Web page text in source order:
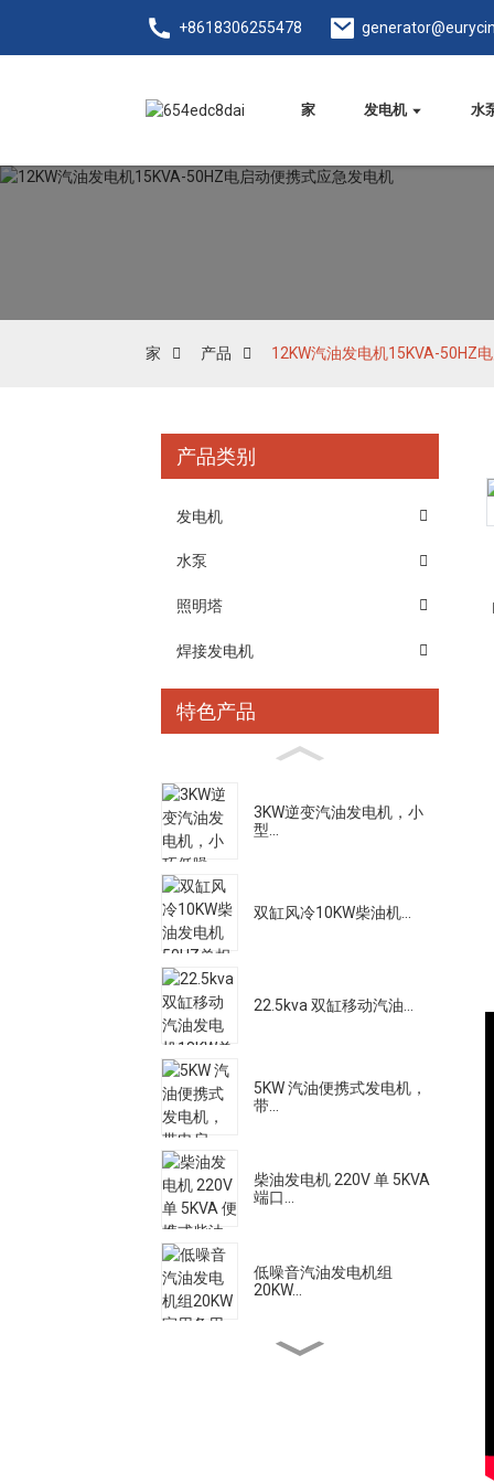
+8618306255478
家 发电机 水
家 产品 12KW汽油发电机15KVA-50HZ
产品类别
发电机
水泵
照明塔
焊接发电机
特色产品
3KW逆变汽油发电机，小
型...
双缸风冷10KW柴油机...
22.5kva 双缸移动汽油...
5KW 汽油便携式发电机，
带...
柴油发电机 220V 单 5KVA
端口...
低噪音汽油发电机组
20KW...